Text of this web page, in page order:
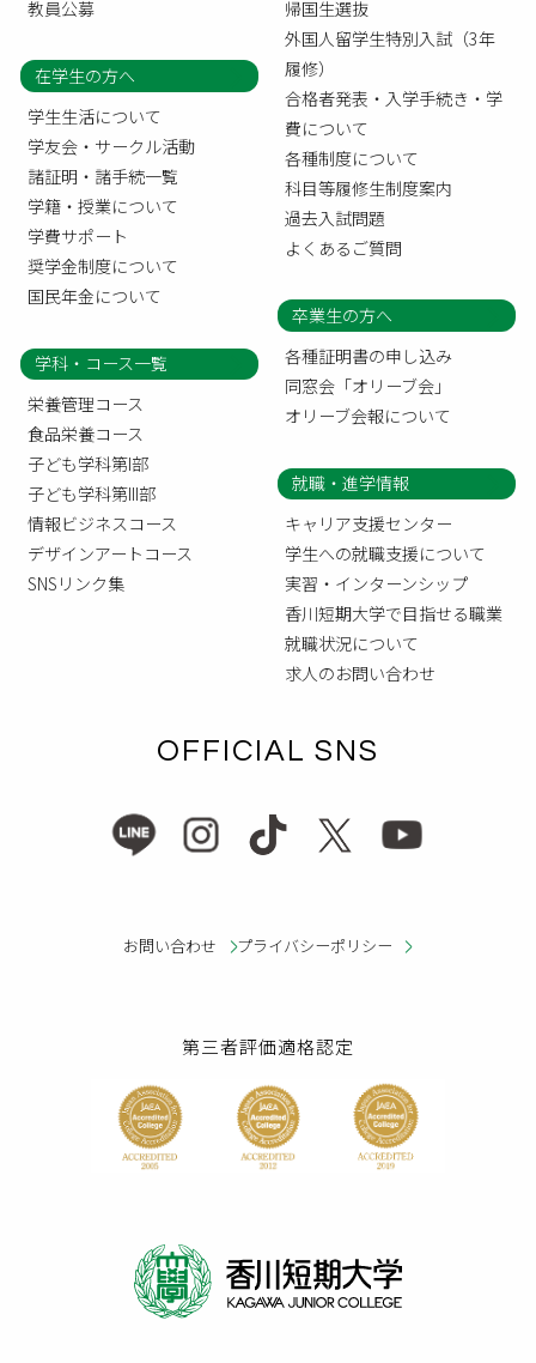
教員公募
帰国生選抜
外国人留学生特別入試（3年
履修）
合格者発表・入学手続き・学
費について
各種制度について
科目等履修生制度案内
過去入試問題
よくあるご質問
在学生の方へ
学生生活について
学友会・サークル活動
諸証明・諸手続一覧
学籍・授業について
学費サポート
奨学金制度について
国民年金について
卒業生の方へ
各種証明書の申し込み
同窓会「オリーブ会」
オリーブ会報について
学科・コース一覧
栄養管理コース
食品栄養コース
子ども学科第I部
子ども学科第III部
情報ビジネスコース
デザインアートコース
SNSリンク集
就職・進学情報
キャリア支援センター
学生への就職支援について
実習・インターンシップ
香川短期大学で目指せる職業
就職状況について
求人のお問い合わせ
OFFICIAL SNS
お問い合わせ プライバシーポリシー
第三者評価適格認定